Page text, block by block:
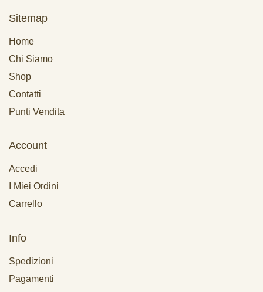
Sitemap
Home
Chi Siamo
Shop
Contatti
Punti Vendita
Account
Accedi
I Miei Ordini
Carrello
Info
Spedizioni
Pagamenti